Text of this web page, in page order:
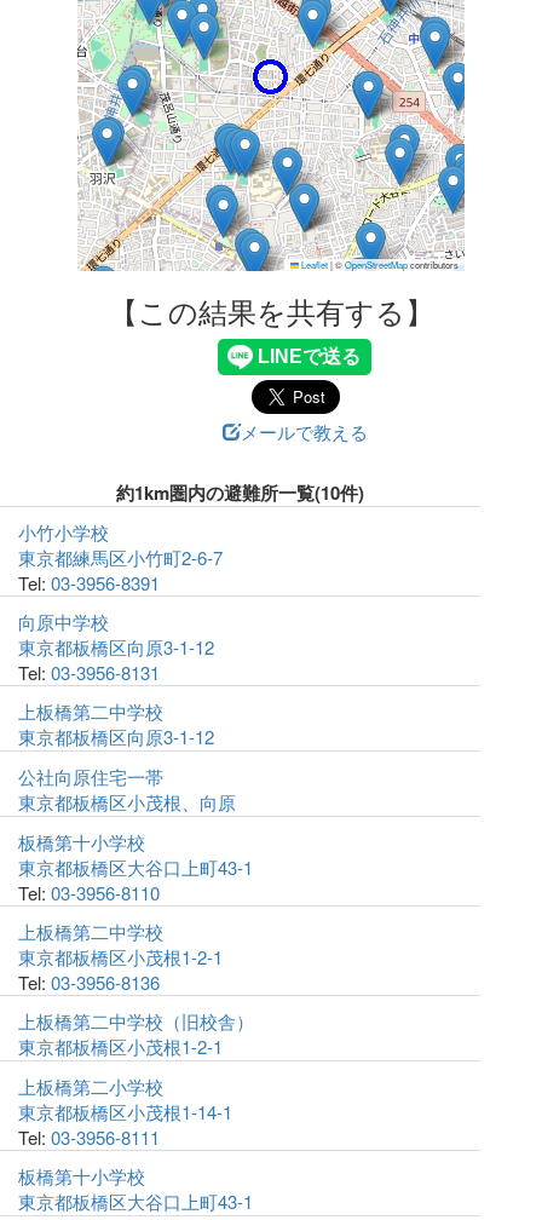
Leaflet|©OpenStreetMapcontributors
【この結果を共有する】
メールで教える
約1km圏内の避難所一覧(10件)
小竹小学校
東京都練馬区小竹町2-6-7
Tel: 03-3956-8391
向原中学校
東京都板橋区向原3-1-12
Tel: 03-3956-8131
上板橋第二中学校
東京都板橋区向原3-1-12
公社向原住宅一帯
東京都板橋区小茂根、向原
板橋第十小学校
東京都板橋区大谷口上町43-1
Tel: 03-3956-8110
上板橋第二中学校
東京都板橋区小茂根1-2-1
Tel: 03-3956-8136
上板橋第二中学校（旧校舎）
東京都板橋区小茂根1-2-1
上板橋第二小学校
東京都板橋区小茂根1-14-1
Tel: 03-3956-8111
板橋第十小学校
東京都板橋区大谷口上町43-1